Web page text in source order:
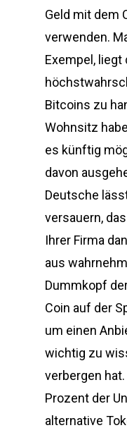
Geld mit dem
verwenden.
Exempel, liegt
Bitcoins zu
Wohnsitz
es künftig
davon
Deutsche
versauern,
Ihrer Firma
aus
Dummkopf
Coin auf der
um einen
wichtig zu
verbergen
Prozent der
alternative